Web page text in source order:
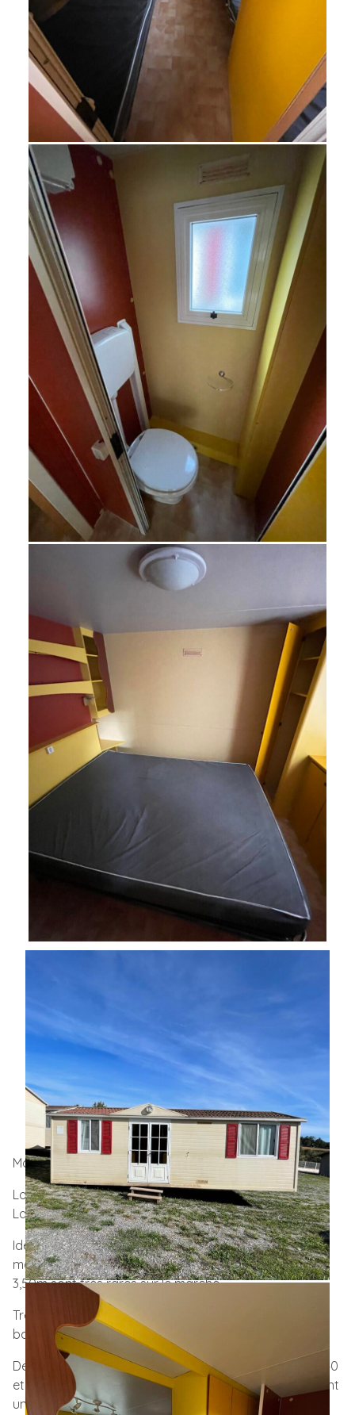
Nb de salle d'eau :1
Superficie :28m²
Mobil-Home de marque Shelbox. Modèle double pente.
Longueur : 7,90m
Largeur : 3,50m
Idéal pour les terrains qui ne peuvent pas accueillir un
mobil-home de 4 mètres de largeur. Les modèles en
3,50m sont très rares sur le marché …
Très bon état général. Chauffe eau neuf et salles de
bain refaites.
Deux chambres séparées : la première avec un lit en 140
et rangement. La deuxième chambre avec trois lits dont
un couchage superposé. Douche et WC séparés